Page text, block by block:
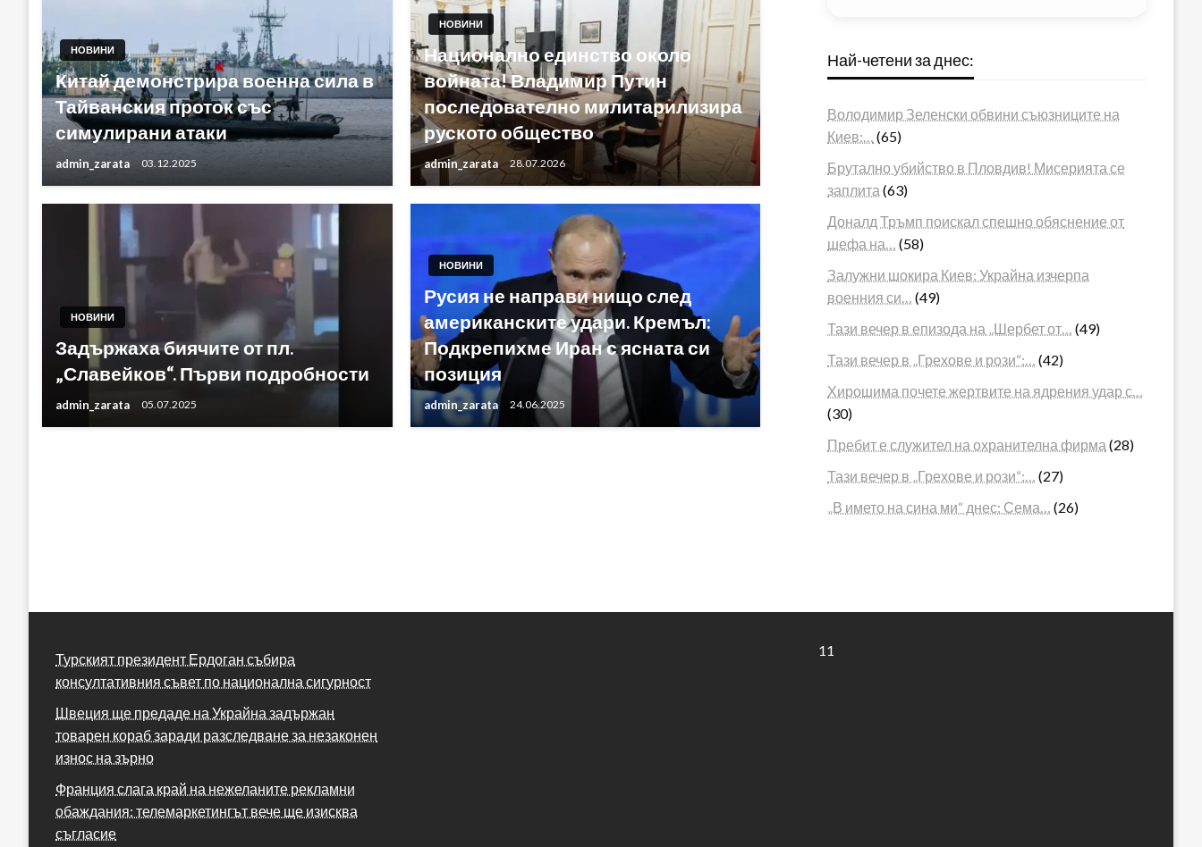
НОВИНИ
Китай демонстрира военна сила в
Тайванския проток със
симулирани атаки
admin_zarata 03.12.2025
НОВИНИ
Национално единство около
войната! Владимир Путин
последователно милитарилизира
руското общество
admin_zarata 28.07.2026
НОВИНИ
Задържаха биячите от пл.
„Славейков“. Първи подробности
admin_zarata 05.07.2025
НОВИНИ
Русия не направи нищо след
американските удари. Кремъл:
Подкрепихме Иран с ясната си
позиция
admin_zarata 24.06.2025
Най-четени за днес:
Володимир Зеленски обвини съюзниците на
Киев:…
(65)
Брутално убийство в Пловдив! Мисерията се
заплита (63)
Доналд Тръмп поискал спешно обяснение от
шефа на…
(58)
Залужни шокира Киев: Украйна изчерпа
военния си…
(49)
Тази вечер в епизода на „Шербет от…
(49)
Тази вечер в „Грехове и рози“:…
(42)
Хирошима почете жертвите на ядрения удар с…
(30)
Пребит е служител на охранителна фирма (28)
Тази вечер в „Грехове и рози“:…
(27)
„В името на сина ми“ днес: Сема…
(26)
Турският президент Ердоган събира
консултативния съвет по национална сигурност
Швеция ще предаде на Украйна задържан
товарен кораб заради разследване за незаконен
износ на зърно
Франция слага край на нежеланите рекламни
обаждания: телемаркетингът вече ще изисква
съгласие
11